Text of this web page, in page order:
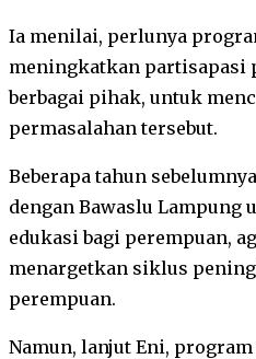
Ia menilai, perlunya
meningkatkan partisapasi
berbagai pihak, untuk
permasalahan tersebut.
Beberapa tahun
dengan Bawaslu Lampung
edukasi bagi perempuan,
menargetkan siklus
perempuan.
Namun, lanjut Eni,